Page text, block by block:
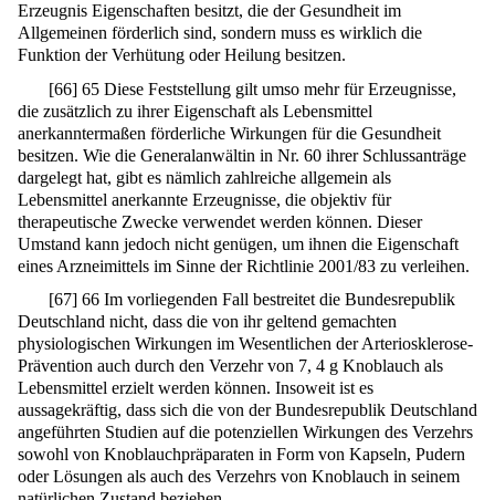
Erzeugnis Eigenschaften besitzt, die der Gesundheit im
Allgemeinen förderlich sind, sondern muss es wirklich die
Funktion der Verhütung oder Heilung besitzen.
[66] 65 Diese Feststellung gilt umso mehr für Erzeugnisse,
die zusätzlich zu ihrer Eigenschaft als Lebensmittel
anerkanntermaßen förderliche Wirkungen für die Gesundheit
besitzen. Wie die Generalanwältin in Nr. 60 ihrer Schlussanträge
dargelegt hat, gibt es nämlich zahlreiche allgemein als
Lebensmittel anerkannte Erzeugnisse, die objektiv für
therapeutische Zwecke verwendet werden können. Dieser
Umstand kann jedoch nicht genügen, um ihnen die Eigenschaft
eines Arzneimittels im Sinne der Richtlinie 2001/83 zu verleihen.
[67] 66 Im vorliegenden Fall bestreitet die Bundesrepublik
Deutschland nicht, dass die von ihr geltend gemachten
physiologischen Wirkungen im Wesentlichen der Arteriosklerose-
Prävention auch durch den Verzehr von 7, 4 g Knoblauch als
Lebensmittel erzielt werden können. Insoweit ist es
aussagekräftig, dass sich die von der Bundesrepublik Deutschland
angeführten Studien auf die potenziellen Wirkungen des Verzehrs
sowohl von Knoblauchpräparaten in Form von Kapseln, Pudern
oder Lösungen als auch des Verzehrs von Knoblauch in seinem